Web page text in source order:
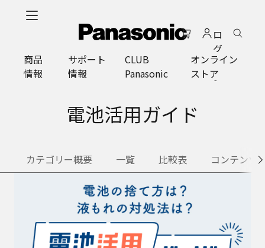
プ
ロ
グ
イ
ン
商品
情報
サポート
情報
CLUB
Panasonic
オンライン
ストア
電池活用ガイド
カテゴリー概要 一覧 比較表 コンテンツ